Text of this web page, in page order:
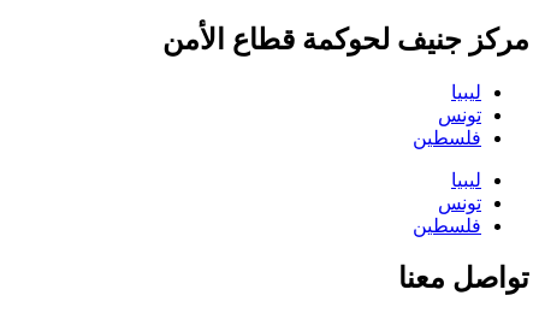
مركز جنيف لحوكمة قطاع الأمن
ليبيا
تونس
فلسطين
ليبيا
تونس
فلسطين
تواصل معنا